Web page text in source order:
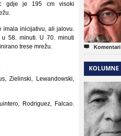
gdje je 195 cm visoki
imala inicijativu, ali jalovu.
58. minuti. U 70. minuti
trese mrežu.
Zielinski, Lewandowski,
Rodriguez, Falcao.
 Komentari
KOLUMNE